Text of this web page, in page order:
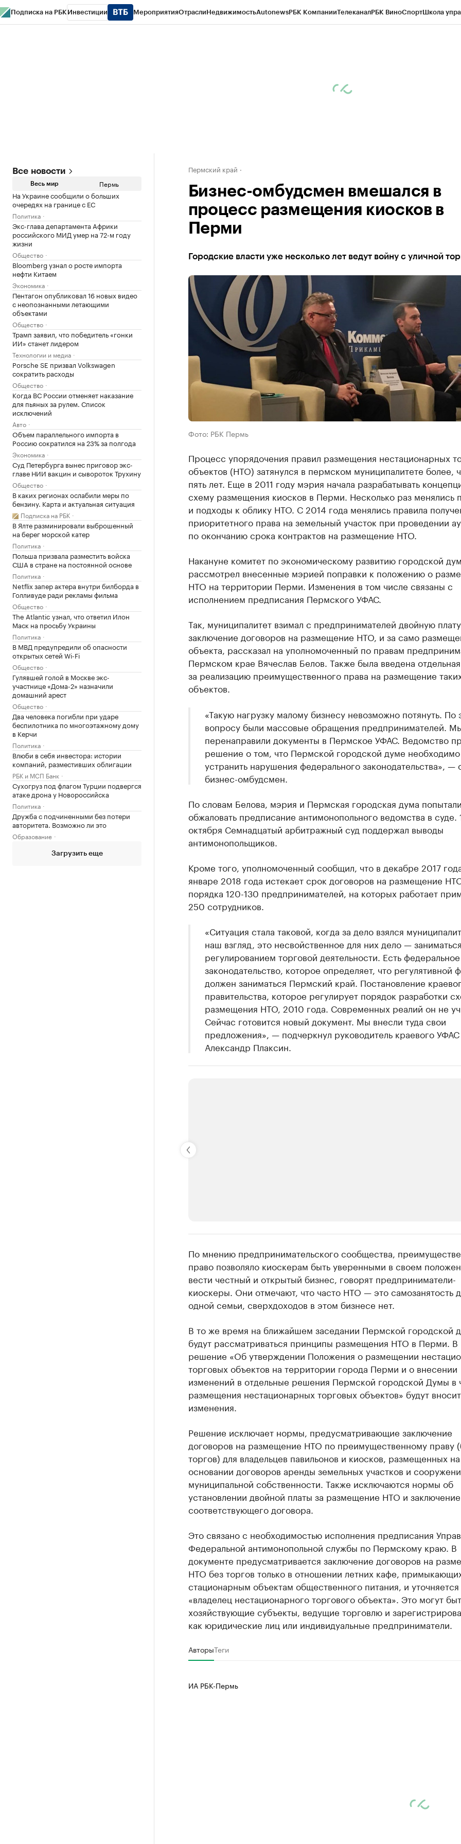
Подписка на РБК Инвестиции МероприятияОтраслиНедвижимостьAutonewsРБК КомпанииТелеканалРБК ВиноСпортШкола
Все новости
Весь мир Пермь
На Украине сообщили о больших
очередях на границе с ЕС
Политика
Экс-глава департамента Африки
российского МИД умер на 72-м году
жизни
Общество
Bloomberg узнал о росте импорта
нефти Китаем
Экономика
Пентагон опубликовал 16 новых видео
с неопознанными летающими
объектами
Общество
Трамп заявил, что победитель «гонки
ИИ» станет лидером
Технологии и медиа
Porsche SE призвал Volkswagen
сократить расходы
Общество
Когда ВС России отменяет наказание
для пьяных за рулем. Список
исключений
Авто
Объем параллельного импорта в
Россию сократился на 23% за полгода
Экономика
Суд Петербурга вынес приговор экс-
главе НИИ вакцин и сывороток Трухину
Общество
В каких регионах ослабили меры по
бензину. Карта и актуальная ситуация
Подписка на РБК
В Ялте разминировали выброшенный
на берег морской катер
Политика
Польша призвала разместить войска
США в стране на постоянной основе
Политика
Netflix запер актера внутри билборда в
Голливуде ради рекламы фильма
Общество
The Atlantic узнал, что ответил Илон
Маск на просьбу Украины
Политика
В МВД предупредили об опасности
открытых сетей Wi-Fi
Общество
Гулявшей голой в Москве экс-
участнице «Дома-2» назначили
домашний арест
Общество
Два человека погибли при ударе
беспилотника по многоэтажному дому
в Керчи
Политика
Влюби в себя инвестора: истории
компаний, разместивших облигации
РБК и МСП Банк
Сухогруз под флагом Турции подвергся
атаке дрона у Новороссийска
Политика
Дружба с подчиненными без потери
авторитета. Возможно ли это
Образование
Загрузить еще
Пермский край
Бизнес-омбудсмен вмешался в
процесс размещения киосков в
Перми
Городские власти уже несколько лет ведут войну с уличной
Фото: РБК Пермь
Процесс упорядочения правил размещения нестационарных
объектов (НТО) затянулся в пермском муниципалитете более,
пять лет. Еще в 2011 году мэрия начала разрабатывать
схему размещения киосков в Перми. Несколько раз менялись
и подходы к облику НТО. С 2014 года менялись правила
приоритетного права на земельный участок при проведении
по окончанию срока контрактов на размещение НТО.
Накануне комитет по экономическому развитию городской
рассмотрел внесенные мэрией поправки к положению о
НТО на территории Перми. Изменения в том числе связаны с
исполнением предписания Пермского УФАС.
Так, муниципалитет взимал с предпринимателей двойную
заключение договоров на размещение НТО, и за само
объекта, рассказал на уполномоченный по правам
Пермском крае Вячеслав Белов. Также была введена
за реализацию преимущественного права на размещение
объектов.
«Такую нагрузку малому бизнесу невозможно потянуть. По
вопросу были массовые обращения предпринимателей.
перенаправили документы в Пермское УФАС. Ведомство
решение о том, что Пермской городской думе необходимо
устранить нарушения федерального законодательства», —
бизнес-омбудсмен.
По словам Белова, мэрия и Пермская городская дума
обжаловать предписание антимонопольного ведомства в суде.
октября Семнадцатый арбитражный суд поддержал выводы
антимонопольщиков.
Кроме того, уполномоченный сообщил, что в декабре 2017
январе 2018 года истекает срок договоров на размещение
порядка 120-130 предпринимателей, на которых работает
250 сотрудников.
«Ситуация стала таковой, когда за дело взялся
наш взгляд, это несвойственное для них дело — заниматься
регулированием торговой деятельности. Есть федеральное
законодательство, которое определяет, что регулятивной
должен заниматься Пермский край. Постановление
правительства, которое регулирует порядок разработки
размещения НТО, 2010 года. Современных реалий он не
Сейчас готовится новый документ. Мы внесли туда свои
предложения», — подчеркнул руководитель краевого УФАС
Александр ​Плаксин.
Крупнейшие производители и продавцы медийной
Ознакомьтесь с информацией в каталоге
По мнению предпринимательского сообщества,
право позволяло киоскерам быть уверенными в своем
вести честный и открытый бизнес, говорят предприниматели-
киоскеры. Они отмечают, что часто НТО — это самозанятость
одной семьи, сверхдоходов в этом бизнесе нет.
В то же время на ближайшем заседании Пермской городской
будут рассматриваться принципы размещения НТО в Перми. В
решение «Об утверждении Положения о размещении
торговых объектов на территории города Перми и о внесении
изменений в отдельные решения Пермской городской Думы в
размещения нестационарных торговых объектов» будут
изменения.
Решение исключает нормы, предусматривающие заключение
договоров на размещение НТО по преимущественному праву
торгов) для владельцев павильонов и киосков, размещенных на
основании договоров аренды земельных участков и
муниципальной собственности. Также исключаются нормы об
установлении двойной платы за размещение НТО и заключение
соответствующего договора.
Это связано с необходимостью исполнения предписания
Федеральной антимонопольной службы по Пермскому краю. В
документе предусматривается заключение договоров на
НТО без торгов только в отношении летних кафе,
стационарным объектам общественного питания, и
«владелец нестационарного торгового объекта». Это могут
хозяйствующие субъекты, ведущие торговлю и
как юридические лиц или индивидуальные предприниматели.
АвторыТеги
ИА РБК-Пермь